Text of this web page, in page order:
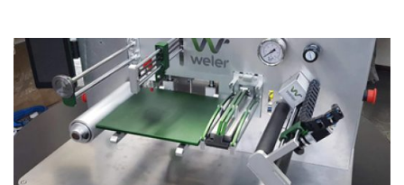
CPEs
INCTs
PRPI/USP
InovaUSP
Comunicação
Pesquisa na USP
EMBRAPIIs
CEPIDs
CEPIX
CPEs